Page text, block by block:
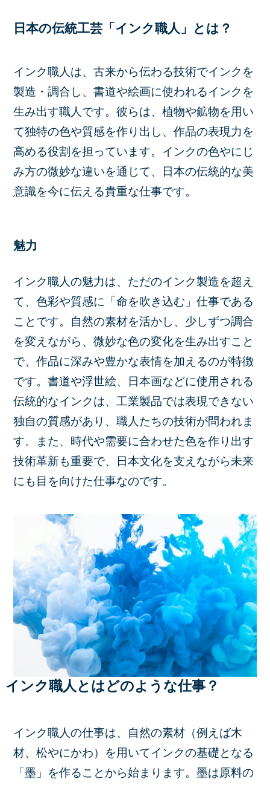
日本の伝統工芸「インク職人」とは？
インク職人は、古来から伝わる技術でインクを
製造・調合し、書道や絵画に使われるインクを
生み出す職人です。彼らは、植物や鉱物を用い
て独特の色や質感を作り出し、作品の表現力を
高める役割を担っています。インクの色やにじ
み方の微妙な違いを通じて、日本の伝統的な美
意識を今に伝える貴重な仕事です。
魅力
インク職人の魅力は、ただのインク製造を超え
て、色彩や質感に「命を吹き込む」仕事である
ことです。自然の素材を活かし、少しずつ調合
を変えながら、微妙な色の変化を生み出すこと
で、作品に深みや豊かな表情を加えるのが特徴
です。書道や浮世絵、日本画などに使用される
伝統的なインクは、工業製品では表現できない
独自の質感があり、職人たちの技術が問われま
す。また、時代や需要に合わせた色を作り出す
技術革新も重要で、日本文化を支えながら未来
にも目を向けた仕事なのです。
インク職人とはどのような仕事？
インク職人の仕事は、自然の素材（例えば木
材、松やにかわ）を用いてインクの基礎となる
「墨」を作ることから始まります。墨は原料の